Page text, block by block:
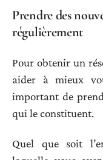
Prendre des
régulièrement
Pour obtenir un
aider à mieux
important de
qui le constituent.
Quel que soit